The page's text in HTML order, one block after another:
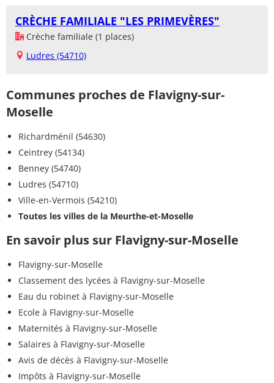
CRÈCHE FAMILIALE "LES PRIMEVÈRES"
Crèche familiale (1 places)
Ludres (54710)
Communes proches de Flavigny-sur-
Moselle
Richardménil (54630)
Ceintrey (54134)
Benney (54740)
Ludres (54710)
Ville-en-Vermois (54210)
Toutes les villes de la Meurthe-et-Moselle
En savoir plus sur Flavigny-sur-Moselle
Flavigny-sur-Moselle
Classement des lycées à Flavigny-sur-Moselle
Eau du robinet à Flavigny-sur-Moselle
Ecole à Flavigny-sur-Moselle
Maternités à Flavigny-sur-Moselle
Salaires à Flavigny-sur-Moselle
Avis de décès à Flavigny-sur-Moselle
Impôts à Flavigny-sur-Moselle